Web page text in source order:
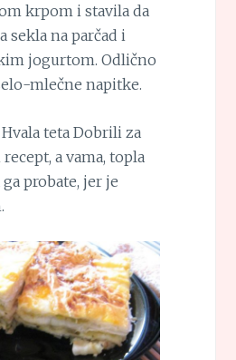
krpom i stavila da
sekla na parčad i
jogurtom. Odlično
mlečne napitke.
teta Dobrili za
a vama, topla
probate, jer je